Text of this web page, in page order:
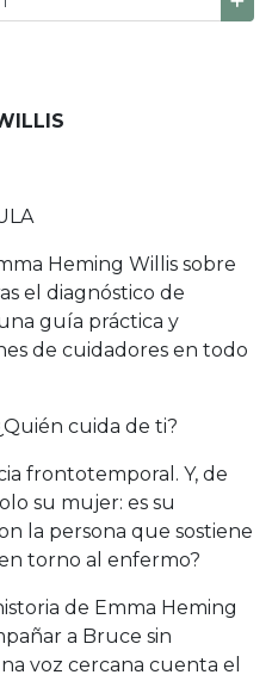
Heming Willis sobre
el diagnóstico de
guía práctica y
de cuidadores en todo
cuida de ti?
frontotemporal. Y, de
su mujer: es su
la persona que sostiene
torno al enfermo?
de Emma Heming
a Bruce sin
voz cercana cuenta el